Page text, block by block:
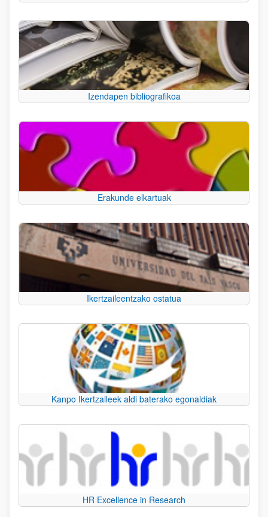
Izendapen bibliografikoa
Erakunde elkartuak
Ikertzaileentzako ostatua
Kanpo Ikertzaileek aldi baterako egonaldiak
HR Excellence in Research